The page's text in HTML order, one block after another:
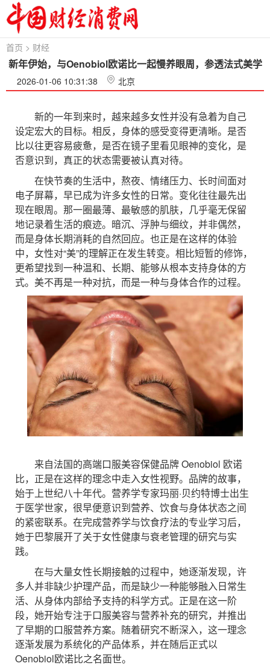
首页 > 财经
新年伊始，与Oenobiol欧诺比一起慢养眼周，参透法式美学
2026-01-06 10:31:38 北京
新的一年到来时，越来越多女性并没有急着为自己
设定宏大的目标。相反，身体的感受变得更清晰。是否
比以往更容易疲惫，是否在镜子里看见眼神的变化，是
否意识到，真正的状态需要被认真对待。
在快节奏的生活中，熬夜、情绪压力、长时间面对
电子屏幕，早已成为许多女性的日常。变化往往最先出
现在眼周。那一圈最薄、最敏感的肌肤，几乎毫无保留
地记录着生活的痕迹。暗沉、浮肿与细纹，并非偶然，
而是身体长期消耗的自然回应。也正是在这样的体验
中，女性对“美”的理解正在发生转变。相比短暂的修饰，
更希望找到一种温和、长期、能够从根本支持身体的方
式。美不再是一种对抗，而是一种与身体合作的过程。
来自法国的高端口服美容保健品牌 Oenobiol 欧诺
比，正是在这样的理念中走入女性视野。品牌的故事，
始于上世纪八十年代。营养学专家玛丽·贝约特博士出生
于医学世家，很早便意识到营养、饮食与身体状态之间
的紧密联系。在完成营养学与饮食疗法的专业学习后，
她于巴黎展开了关于女性健康与衰老管理的研究与实
践。
在与大量女性长期接触的过程中，她逐渐发现，许
多人并非缺少护理产品，而是缺少一种能够融入日常生
活、从身体内部给予支持的科学方式。正是在这一阶
段，她开始专注于口服美容与营养补充的研究，并推出
了早期的口服营养方案。随着研究不断深入，这一理念
逐渐发展为系统化的产品体系，并在随后正式以
Oenobiol欧诺比之名面世。